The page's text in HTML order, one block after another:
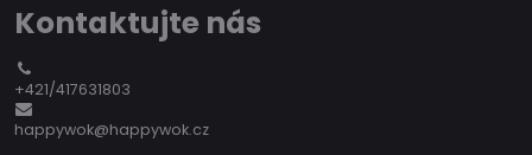
Kontaktujte nás
+421/417631803
happywok@happywok.cz